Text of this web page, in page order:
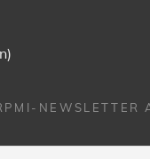
NEWSLETTER